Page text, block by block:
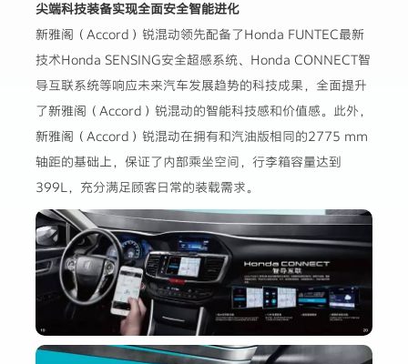
尖端科技装备实现全面安全智能进化
新雅阁（Accord）锐混动领先配备了Honda FUNTEC最新
技术Honda SENSING安全超感系统、Honda CONNECT智
导互联系统等响应未来汽车发展趋势的科技成果，全面提升
了新雅阁（Accord）锐混动的智能科技感和价值感。此外，
新雅阁（Accord）锐混动在拥有和汽油版相同的2775 mm
轴距的基础上，保证了内部乘坐空间，行李箱容量达到
399L，充分满足顾客日常的装载需求。